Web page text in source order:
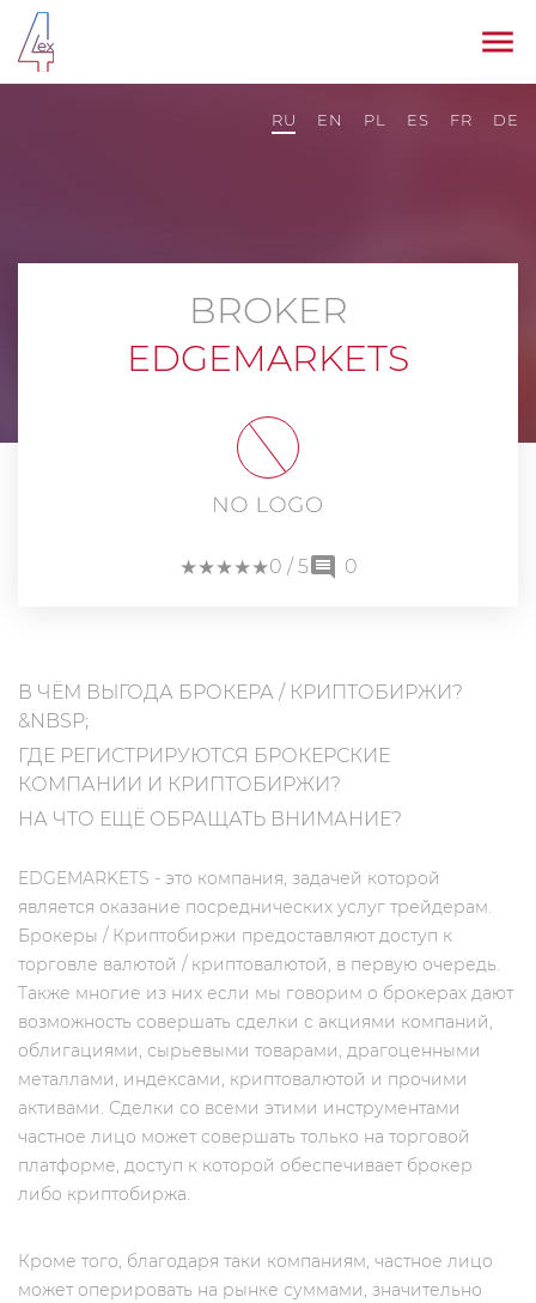
RU EN PL ES FR DE
BROKER
EDGEMARKETS
★★
★★
★★
★★
★★
0 / 5 0
В ЧЁМ ВЫГОДА БРОКЕРА / КРИПТОБИРЖИ?
&NBSP;
ГДЕ РЕГИСТРИРУЮТСЯ БРОКЕРСКИЕ
КОМПАНИИ И КРИПТОБИРЖИ?
НА ЧТО ЕЩЁ ОБРАЩАТЬ ВНИМАНИЕ?
EDGEMARKETS - это компания, задачей которой
является оказание посреднических услуг трейдерам.
Брокеры / Криптобиржи предоставляют доступ к
торговле валютой / криптовалютой, в первую очередь.
Также многие из них если мы говорим о брокерах дают
возможность совершать сделки с акциями компаний,
облигациями, сырьевыми товарами, драгоценными
металлами, индексами, криптовалютой и прочими
активами. Сделки со всеми этими инструментами
частное лицо может совершать только на торговой
платформе, доступ к которой обеспечивает брокер
либо криптобиржа.
Кроме того, благодаря таки компаниям, частное лицо
может оперировать на рынке суммами, значительно